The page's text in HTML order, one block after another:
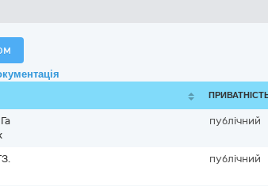
публічний
публічний